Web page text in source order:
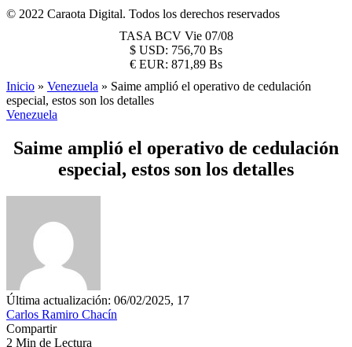
© 2022 Caraota Digital. Todos los derechos reservados
TASA BCV Vie 07/08
$ USD: 756,70 Bs
€ EUR: 871,89 Bs
Inicio » Venezuela » Saime amplió el operativo de cedulación
especial, estos son los detalles
Venezuela
Saime amplió el operativo de cedulación
especial, estos son los detalles
Última actualización: 06/02/2025, 17
Carlos Ramiro Chacín
Compartir
2 Min de Lectura